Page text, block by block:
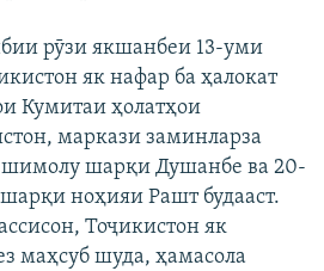
рӯзи якшанбеи 13-уми
як нафар ба ҳалокат
Кумитаи ҳолатҳои
маркази заминларза
шимолу шарқи Душанбе ва 20-
ноҳияи Рашт будааст.
Тоҷикистон як
маҳсуб шуда, ҳамасола